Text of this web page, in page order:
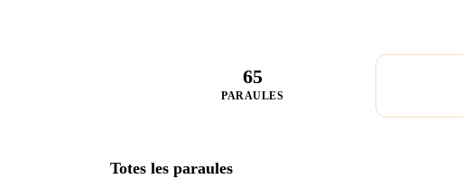
65
PARAULES
Totes les paraules